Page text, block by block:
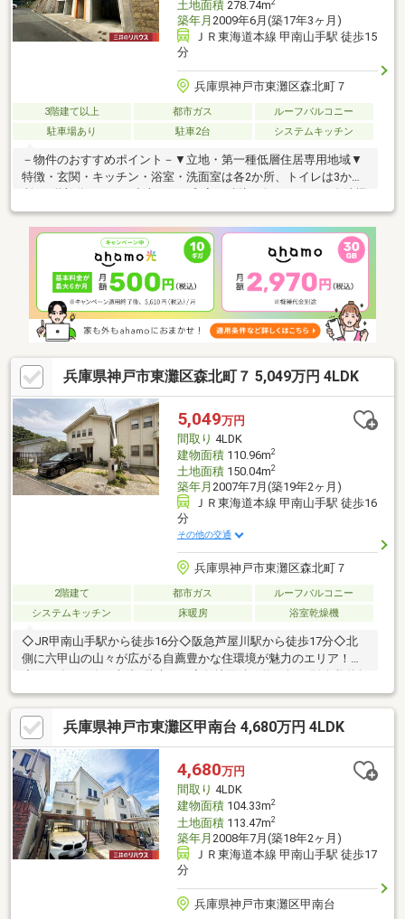
土地面積278.74m
築年月 2009年6月(築17年3ヶ月)
ＪＲ東海道本線 甲南山手駅 徒歩15
分
兵庫県神戸市東灘区森北町７
3階建て以上 都市ガス
ルーフバルコニー
駐車場あり
駐車2台 システムキッチン
－物件のおすすめポイント－▼立地・第一種低層住居専用地域▼
特徴・玄関・キッチン・浴室・洗面室は各2か所、トイレは3か
付、3階は対面仕様・LD含む全居室に収納スペースを確保・屋上
にゆとりあるルーフバルコニーを設置・バイク置き場など多用途
に活用可能なスペース有・シャッター付車庫有(車種によ
る)▼2026年2月内外装リフォーム済【張替】室内クロス、CF、畳
表替【その他】屋上防水工事、鉄部塗装 他■ ご希望の住まい探し
をお手伝いします ━━━━━・・・物件の詳細・ご相談はお気軽
にお問い合わせください。
兵庫県神戸市東灘区森北町７ 5,049万円 4LDK
5,049万円
間取り 4LDK
建物面積110.96m2
土地面積150.04m2
築年月 2007年7月(築19年2ヶ月)
ＪＲ東海道本線 甲南山手駅 徒歩16
分
その他の交通
兵庫県神戸市東灘区森北町７
2階建て 都市ガス
ルーフバルコニー
システムキッチン
床暖房 浴室乾燥機
◇JR甲南山手駅から徒歩16分◇阪急芦屋川駅から徒歩17分◇北
側に六甲山の山々が広がる自薦豊かな住環境が魅力のエリア！
担有）！◇車2台分並列駐車が可能（車種による）◇2026年7月に
リフォーム実施！◇延床面積110.96平米の4LDK+WIC、ルーフバ
ルコニー付き！◇LDKは広々約18帖、全個室も6帖以上のゆとりあ
る間取りが魅力♪◇1階に水回りが集約されたプラン！◇床暖房・
追い焚き機能など設備も充実！◇お気軽お問い合わせください♪
〇本山第三小学校・・・徒歩17分〇本山中学校・・・徒歩33分
兵庫県神戸市東灘区甲南台 4,680万円 4LDK
4,680万円
間取り 4LDK
建物面積104.33m2
土地面積113.47m2
築年月 2008年7月(築18年2ヶ月)
ＪＲ東海道本線 甲南山手駅 徒歩17
分
兵庫県神戸市東灘区甲南台